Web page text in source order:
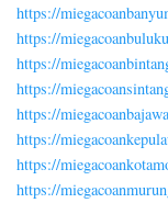
https://
https://
https://
https://
https://
https://
https://
https://